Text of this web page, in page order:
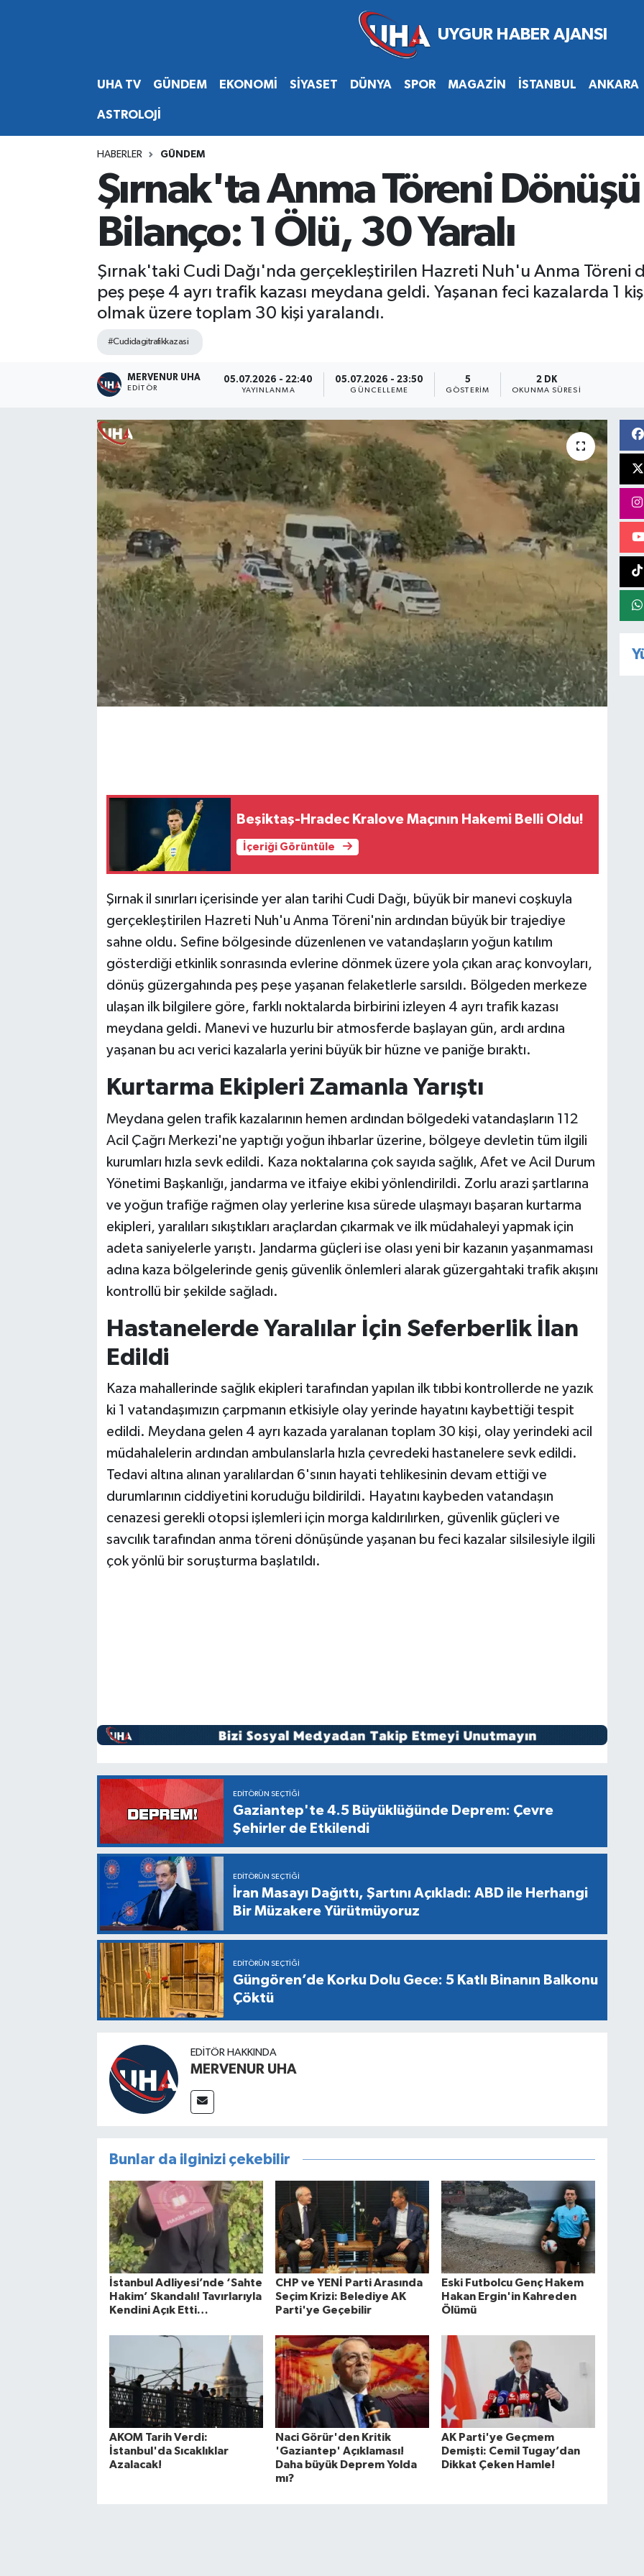
UHA TV GÜNDEM EKONOMİ SİYASET DÜNYA SPOR MAGAZİN İSTANBUL ANKARA
ASTROLOJİ
HABERLER GÜNDEM
Şırnak'ta Anma Töreni
Bilanço: 1 Ölü, 30 Yaralı
Şırnak'taki Cudi Dağı'nda gerçekleştirilen Hazreti Nuh'u Anma Töreni
peş peşe 4 ayrı trafik kazası meydana geldi. Yaşanan feci kazalarda 1
olmak üzere toplam 30 kişi yaralandı.
#Cudidagitrafikkazasi
MERVENUR UHA
EDITÖR
05.07.2026 - 22:40
YAYINLANMA
05.07.2026 - 23:50
GÜNCELLEME
5
GÖSTERIM
2 DK
OKUNMA SÜRESI
Beşiktaş-Hradec Kralove Maçının Hakemi Belli Oldu!
İçeriği Görüntüle
Şırnak il sınırları içerisinde yer alan tarihi Cudi Dağı, büyük bir manevi coşkuyla
gerçekleştirilen Hazreti Nuh'u Anma Töreni'nin ardından büyük bir trajediye
sahne oldu. Sefine bölgesinde düzenlenen ve vatandaşların yoğun katılım
gösterdiği etkinlik sonrasında evlerine dönmek üzere yola çıkan araç konvoyları,
dönüş güzergahında peş peşe yaşanan felaketlerle sarsıldı. Bölgeden merkeze
ulaşan ilk bilgilere göre, farklı noktalarda birbirini izleyen 4 ayrı trafik kazası
meydana geldi. Manevi ve huzurlu bir atmosferde başlayan gün, ardı ardına
yaşanan bu acı verici kazalarla yerini büyük bir hüzne ve paniğe bıraktı.
Kurtarma Ekipleri Zamanla Yarıştı
Meydana gelen trafik kazalarının hemen ardından bölgedeki vatandaşların 112
Acil Çağrı Merkezi'ne yaptığı yoğun ihbarlar üzerine, bölgeye devletin tüm ilgili
kurumları hızla sevk edildi. Kaza noktalarına çok sayıda sağlık, Afet ve Acil Durum
Yönetimi Başkanlığı, jandarma ve itfaiye ekibi yönlendirildi. Zorlu arazi şartlarına
ve yoğun trafiğe rağmen olay yerlerine kısa sürede ulaşmayı başaran kurtarma
ekipleri, yaralıları sıkıştıkları araçlardan çıkarmak ve ilk müdahaleyi yapmak için
adeta saniyelerle yarıştı. Jandarma güçleri ise olası yeni bir kazanın yaşanmaması
adına kaza bölgelerinde geniş güvenlik önlemleri alarak güzergahtaki trafik akışını
kontrollü bir şekilde sağladı.
Hastanelerde Yaralılar İçin Seferberlik İlan
Edildi
Kaza mahallerinde sağlık ekipleri tarafından yapılan ilk tıbbi kontrollerde ne yazık
ki 1 vatandaşımızın çarpmanın etkisiyle olay yerinde hayatını kaybettiği tespit
edildi. Meydana gelen 4 ayrı kazada yaralanan toplam 30 kişi, olay yerindeki acil
müdahalelerin ardından ambulanslarla hızla çevredeki hastanelere sevk edildi.
Tedavi altına alınan yaralılardan 6'sının hayati tehlikesinin devam ettiği ve
durumlarının ciddiyetini koruduğu bildirildi. Hayatını kaybeden vatandaşın
cenazesi gerekli otopsi işlemleri için morga kaldırılırken, güvenlik güçleri ve
savcılık tarafından anma töreni dönüşünde yaşanan bu feci kazalar silsilesiyle ilgili
çok yönlü bir soruşturma başlatıldı.
EDITÖRÜN SEÇTIĞI
Gaziantep'te 4.5 Büyüklüğünde Deprem: Çevre
Şehirler de Etkilendi
EDITÖRÜN SEÇTIĞI
İran Masayı Dağıttı, Şartını Açıkladı: ABD ile Herhangi
Bir Müzakere Yürütmüyoruz
EDITÖRÜN SEÇTIĞI
Güngören’de Korku Dolu Gece: 5 Katlı Binanın Balkonu
Çöktü
EDITÖR HAKKINDA
MERVENUR UHA
Bunlar da ilginizi çekebilir
İstanbul Adliyesi’nde ‘Sahte
Hakim’ Skandalı! Tavırlarıyla
Kendini Açık Etti…
CHP ve YENİ Parti Arasında
Seçim Krizi: Belediye AK
Parti'ye Geçebilir
Eski Futbolcu Genç Hakem
Hakan Ergin'in Kahreden
Ölümü
AKOM Tarih Verdi:
İstanbul'da Sıcaklıklar
Azalacak!
Naci Görür'den Kritik
'Gaziantep' Açıklaması!
Daha büyük Deprem Yolda
mı?
AK Parti'ye Geçmem
Demişti: Cemil Tugay’dan
Dikkat Çeken Hamle!
Hava Durumu
Süper Lig Puan Durumu ve Fikstür
Tüm Manşetler
Son Dakika Haberleri
Haber Arşivi